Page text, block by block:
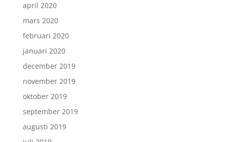
april 2020
mars 2020
februari 2020
januari 2020
december 2019
november 2019
oktober 2019
september 2019
augusti 2019